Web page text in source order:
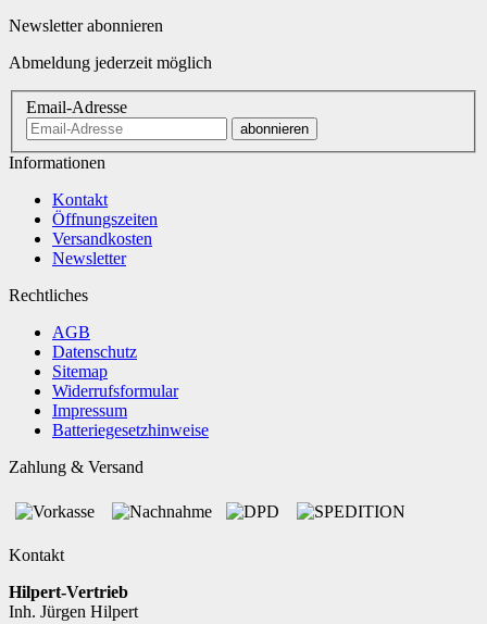
Newsletter abonnieren
Abmeldung jederzeit möglich
Email-Adresse
abonnieren
Informationen
Kontakt
Öffnungszeiten
Versandkosten
Newsletter
Rechtliches
AGB
Datenschutz
Sitemap
Widerrufsformular
Impressum
Batteriegesetzhinweise
Zahlung & Versand
Kontakt
Hilpert-Vertrieb
Inh. Jürgen Hilpert